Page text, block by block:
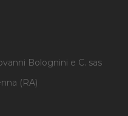
Bolognini e C. sas
(RA)